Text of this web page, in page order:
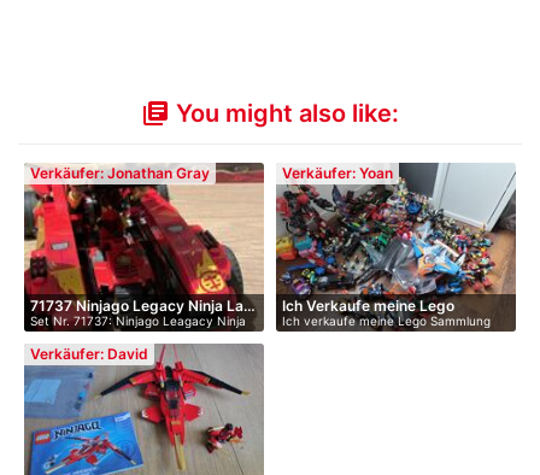
library_books You might also like:
Verkäufer: Jonathan Gray
71737 Ninjago Legacy Ninja La…
Set Nr. 71737: Ninjago Leagacy Ninja
Ch…
Verkäufer: Yoan
Ich Verkaufe meine Lego
Konvo…
Ich verkaufe meine Lego Sammlung
mit se…
Verkäufer: David